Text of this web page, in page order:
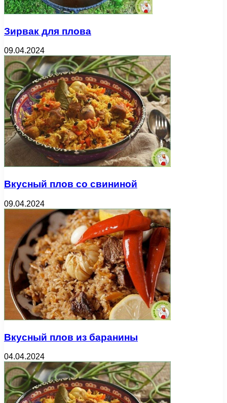
Зирвак для плова
09.04.2024
Вкусный плов со свининой
09.04.2024
Вкусный плов из баранины
04.04.2024